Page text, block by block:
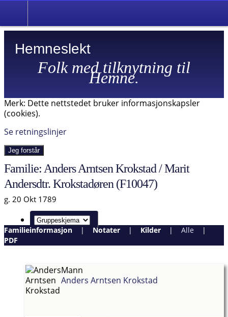
Hemneslekt
Folk med tilknytning til
Hemne.
Merk: Dette nettstedet bruker informasjonskapsler
(cookies).
Se retningslinjer
Jeg forstår
Familie: Anders Arntsen Krokstad / Marit
Andersdtr. Krokstadøren (F10047)
g. 20 Okt 1789
Familieinformasjon | Notater | Kilder | Alle |
PDF
Mann
Anders Arntsen Krokstad